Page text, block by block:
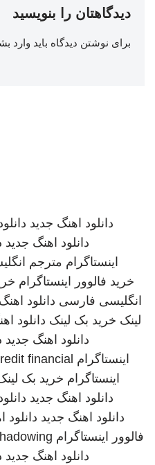
دیدگاهتان را بنویسید
برای نوشتن دیدگاه باید وارد
دانلود اهنگ جدید
دانلود اهنگ جدید
اینستاگرام مترجم
خرید فالوور اینستاگرام
انگلیسی فارسی دانلود
لینک خرید بک لینک دانلود
دانلود اهنگ جدید
اینستاگرام financial
اینستاگرام خرید بک
دانلود اهنگ جدید
دانلود اهنگ جدید دانلود
فالوور اینستاگرام
دانلود اهنگ جدید